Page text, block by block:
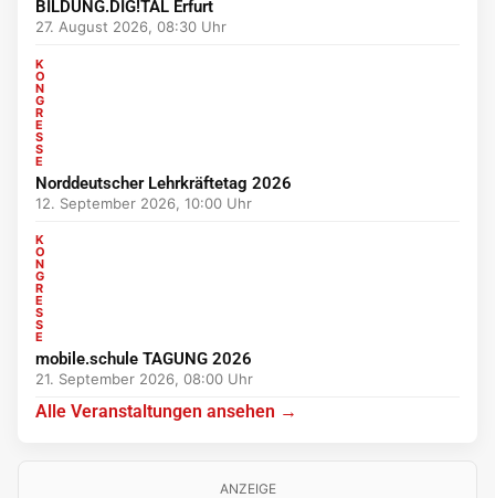
BILDUNG.DIG!TAL Erfurt
27. August 2026, 08:30 Uhr
K
O
N
G
R
E
S
S
E
Norddeutscher Lehrkräftetag 2026
12. September 2026, 10:00 Uhr
K
O
N
G
R
E
S
S
E
mobile.schule TAGUNG 2026
21. September 2026, 08:00 Uhr
Alle Veranstaltungen ansehen →
ANZEIGE